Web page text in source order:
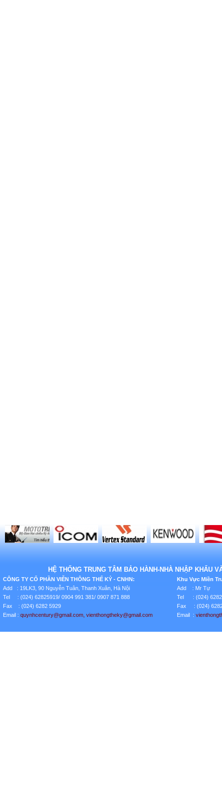
HỆ THỐNG TRUNG TÂM BẢO HÀNH-NHÀ NHẬP KHẨU
CÔNG TY CỔ PHẦN VIỄN THÔNG THẾ KỶ - CNHN:
Add : 19LK3, 90 Nguyễn Tuân, Thanh Xuân, Hà Nội
Tel : (024) 62825919/ 0904 991 381/ 0907 871 888
Fax : (024) 6282 5929
Email : quynhcentury@gmail.com , vienthongtheky@gmail.com
Khu Vực Miền
Add : Mr Tự
Tel : (024)
Fax : (024)
Email :